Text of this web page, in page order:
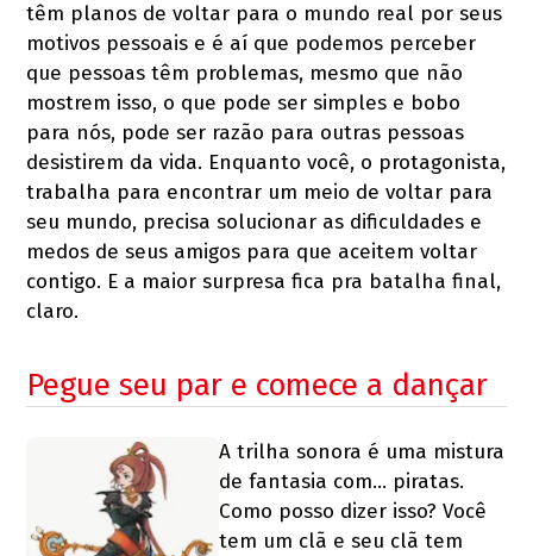
têm planos de voltar para o mundo real por seus
motivos pessoais e é aí que podemos perceber
que pessoas têm problemas, mesmo que não
mostrem isso, o que pode ser simples e bobo
para nós, pode ser razão para outras pessoas
desistirem da vida. Enquanto você, o protagonista,
trabalha para encontrar um meio de voltar para
seu mundo, precisa solucionar as dificuldades e
medos de seus amigos para que aceitem voltar
contigo. E a maior surpresa fica pra batalha final,
claro.
Pegue seu par e comece a dançar
A trilha sonora é uma mistura
de fantasia com… piratas.
Como posso dizer isso? Você
tem um clã e seu clã tem